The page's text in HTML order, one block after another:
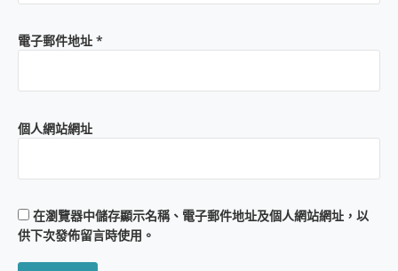
電子郵件地址 *
個人網站網址
在瀏覽器中儲存顯示名稱、電子郵件地址及個人網站網址，以
供下次發佈留言時使用。